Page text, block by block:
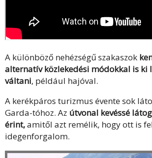
A különböző nehézségű szakaszok
alternatív közlekedési módokkal is ki
váltani, például hajóval.
A kerékpáros turizmus évente sok
Garda-tóhoz. Az útvonal kevéssé
érint,amitől azt remélik, hogy ott is
idegenforgalom.